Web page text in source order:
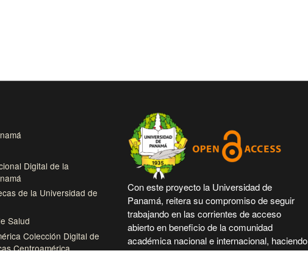
Digital de la
de la Universidad de
Salud
Colección Digital de
Centroamérica
Con este proyecto la Universidad de
Panamá, reitera su compromiso de seguir
trabajando en las corrientes de acceso
abierto en beneficio de la comunidad
académica nacional e internacional, haciendo
más accesible su producción científica e